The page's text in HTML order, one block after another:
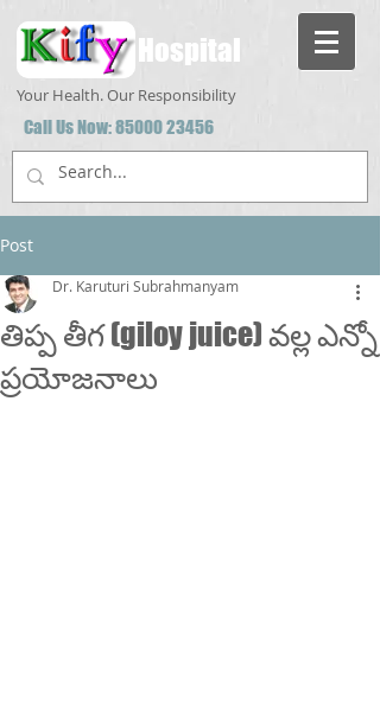
Hospital
Your Health. Our Responsibility
Call Us Now:85000 23456
Post
తిప్ప తీగ (giloy juice) వల్ల ఎన్నో
ప్రయోజనాలు
Dr. Karuturi Subrahmanyam